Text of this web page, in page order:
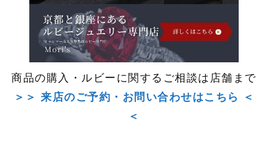
商品の購入・ルビーに関するご相談は店舗まで
＞＞ 来店のご予約・お問い合わせはこちら ＜
＜